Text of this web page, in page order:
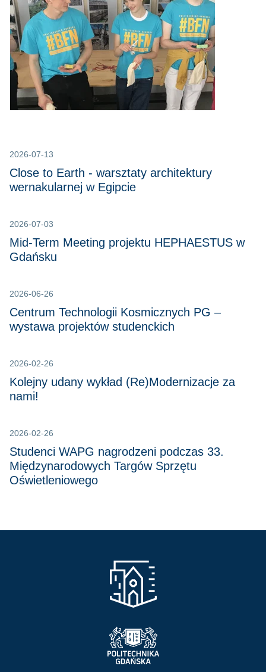
2026-07-13
Close to Earth - warsztaty architektury
wernakularnej w Egipcie
2026-07-03
Mid-Term Meeting projektu HEPHAESTUS w
Gdańsku
2026-06-26
Centrum Technologii Kosmicznych PG –
wystawa projektów studenckich
2026-02-26
Kolejny udany wykład (Re)Modernizacje za
nami!
2026-02-26
Studenci WAPG nagrodzeni podczas 33.
Międzynarodowych Targów Sprzętu
Oświetleniowego